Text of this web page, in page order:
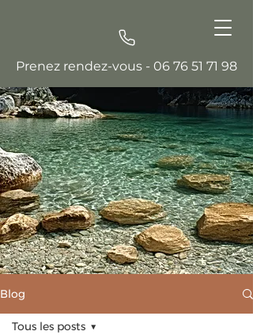
Prenez rendez-vous - 06 76 51 71 98
Blog
Tous les posts